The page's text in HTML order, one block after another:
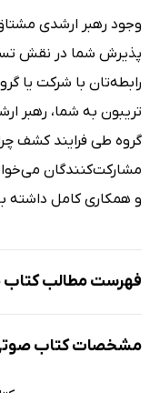
وجود رهبر ارشدی
پذیرش شما در نقش
رابطه‌تان با شرکت یا
تریبون به شما، رهبر
گروه طی فرایند کشف
مشارکت‌کنندگان
و همکاری کامل داشته
فهرست مطالب
نمونه
مشخصات کتاب